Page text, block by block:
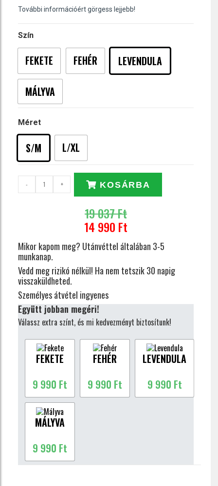
További információért görgess lejjebb!
Szín
FEKETE FEHÉR LEVENDULA
MÁLYVA
Méret
S/M L/XL
- + KOSÁRBA
19 037 Ft
14 990 Ft
Mikor kapom meg? Utánvéttel általában 3-5
munkanap.
Vedd meg rizikó nélkül! Ha nem tetszik 30 napig
visszaküldheted.
Személyes átvétel ingyenes
Együtt jobban megéri!
Válassz extra színt, és mi kedvezményt biztosítunk!
FEKETE
9 990 Ft
FEHÉR
9 990 Ft
LEVENDULA
9 990 Ft
MÁLYVA
9 990 Ft